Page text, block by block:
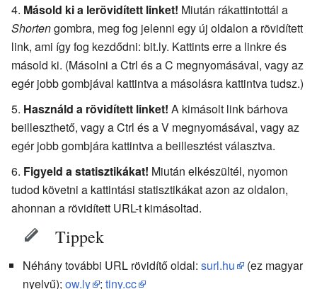
Másold ki a lerövidített linket! Miután rákattintottál a
Shortengombra, meg fog jelenni egy új oldalon a rövidített
link, ami így fog kezdődni: bit.ly. Kattints erre a linkre és
másold ki. (Másolni a Ctrl és a C megnyomásával, vagy az
egér jobb gombjával kattintva a másolásra kattintva tudsz.)
Használd a rövidített linket! A kimásolt link bárhova
beilleszthető, vagy a Ctrl és a V megnyomásával, vagy az
egér jobb gombjára kattintva a beillesztést választva.
Figyeld a statisztikákat! Miután elkészültél, nyomon
tudod követni a kattintási statisztikákat azon az oldalon,
ahonnan a rövidített URL-t kimásoltad.
Tippek
Néhány további URL rövidítő oldal: surl.hu
(ez magyar
nyelvű); ow.ly ; tiny.cc